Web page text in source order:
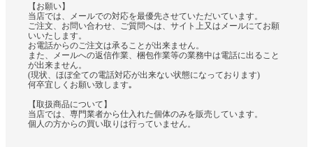
【お願い】
当店では、メールでの対応を最優先させていただいています。
ご注文、お問い合わせ、ご質問へは、サイト上又はメールにてお願
いいたします。
お電話からのご注文は承ることが出来ません。
また、メールへの返信作業、梱包作業等の業務中は電話に出ること
が出来ません。
(現状、ほぼ全ての電話対応が出来ない状態になっております)
何卒宜しくお願い致します｡
【取扱商品について】
当店では、専門業者から仕入れた個体のみを販売しています。
個人の方からの買い取りは行っていません。